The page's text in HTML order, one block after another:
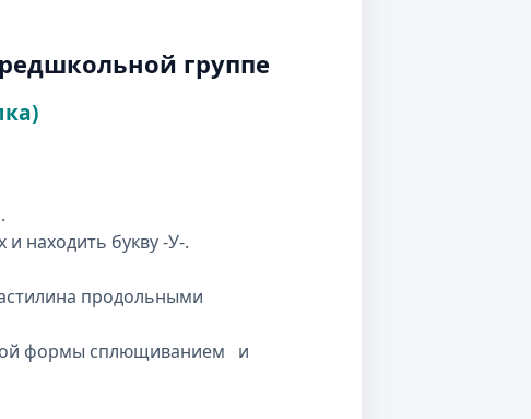
группе
и находить букву -У-.
продольными
формы сплющиванием и